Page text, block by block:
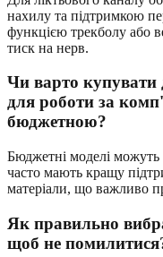
нахилу та підтримкою
функцією трекболу або
тиск на нерв.
Чи варто
для роботи за
бюджетною?
Бюджетні моделі можуть
часто мають кращу
матеріали, що важливо
Як правильно
щоб не